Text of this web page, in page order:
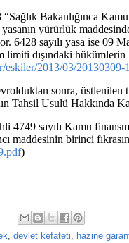
Bakanlığınca
yürürlük
6428 sayılı yasa ise 09
limiti dışındaki
eskiler/2013/03/20130309-
sonra,
Tahsil Usulü Hakkında
4749 sayılı Kamu
maddesinin birinci
)
devlet kefateti hazine